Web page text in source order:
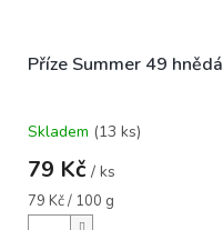
Příze Summer 49 hnědá
Skladem (13 ks)
79 Kč / ks
Měrná
cena:
79 Kč / 100 g